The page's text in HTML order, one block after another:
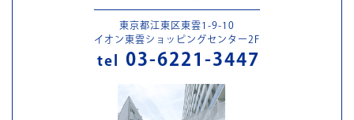
東京都江東区東雲1-9-10
イオン東雲ショッピングセンター2F
tel 03-6221-3447